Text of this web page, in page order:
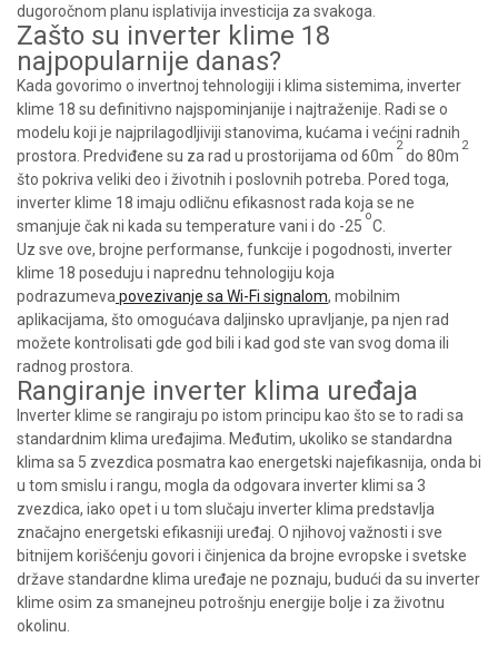
dugoročnom planu isplativija investicija za svakoga.
Zašto su inverter klime 18
najpopularnije danas?
Kada govorimo o invertnoj tehnologiji i klima sistemima, inverter
klime 18 su definitivno najspominjanije i najtraženije. Radi se o
modelu koji je najprilagodljiviji stanovima, kućama i većini radnih
prostora. Predviđene su za rad u prostorijama od 60m
2
do 80m
2
što pokriva veliki deo i životnih i poslovnih potreba. Pored toga,
inverter klime 18 imaju odličnu efikasnost rada koja se ne
smanjuje čak ni kada su temperature vani i do -25
o
C.
Uz sve ove, brojne performanse, funkcije i pogodnosti, inverter
klime 18 poseduju i naprednu tehnologiju koja
podrazumeva povezivanje sa Wi-Fi signalom, mobilnim
aplikacijama, što omogućava daljinsko upravljanje, pa njen rad
možete kontrolisati gde god bili i kad god ste van svog doma ili
radnog prostora.
Rangiranje inverter klima uređaja
Inverter klime se rangiraju po istom principu kao što se to radi sa
standardnim klima uređajima. Međutim, ukoliko se standardna
klima sa 5 zvezdica posmatra kao energetski najefikasnija, onda bi
u tom smislu i rangu, mogla da odgovara inverter klimi sa 3
zvezdica, iako opet i u tom slučaju inverter klima predstavlja
značajno energetski efikasniji uređaj. O njihovoj važnosti i sve
bitnijem korišćenju govori i činjenica da brojne evropske i svetske
države standardne klima uređaje ne poznaju, budući da su inverter
klime osim za smanejneu potrošnju energije bolje i za životnu
okolinu.